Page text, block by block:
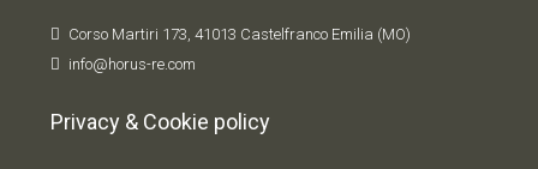
Corso Martiri 173, 41013 Castelfranco Emilia (MO)
info@horus-re.com
Privacy & Cookie policy